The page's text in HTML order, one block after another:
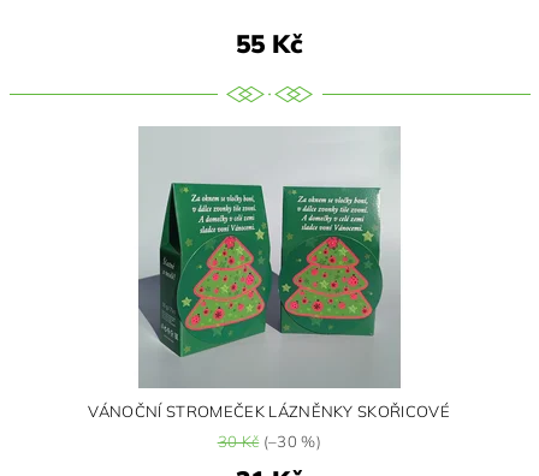
55 Kč
VÁNOČNÍ STROMEČEK LÁZNĚNKY SKOŘICOVÉ
30 Kč(–30 %)